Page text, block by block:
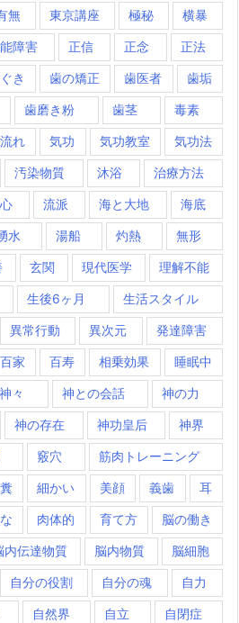
無 東京講座 極秘 横暴
障害 正信 正念 正法
き 歯の矯正 歯医者 歯垢
歯磨き粉 歯茎 毒素
れ 気功 気功教室 気功法
汚染物質 沐浴 治療方法
流派 海と大地 海底
水 湯船 灼熱 無形
玄関 現代医学 理解不能
生後6ヶ月 生活スタイル
異常行動 異次元 発達障害
百家 百寿 相乗効果 睡眠中
神々 神との会話 神の力
神の存在 神功皇后 神界
竅穴 筋肉トレーニング
糞 細かい 美顔 義歯 耳
肉体的 育て方 脳の働き
内伝達物質 脳内物質 脳細胞
自分の役割 自分の魂 自力
自然界 自立 自閉症